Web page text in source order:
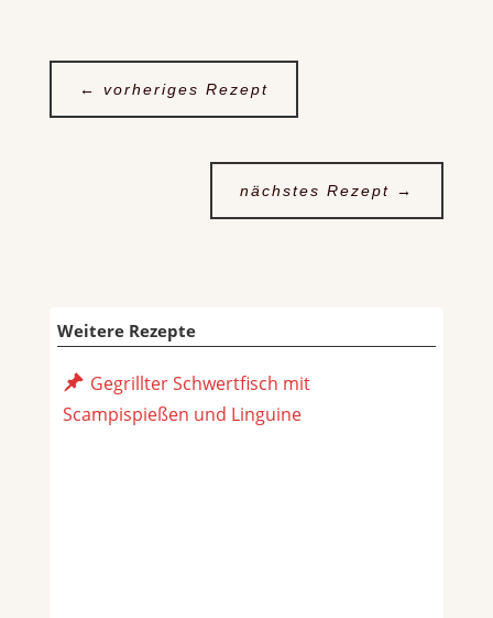
← vorheriges Rezept
nächstes Rezept →
Weitere Rezepte
Gegrillter Schwertfisch mit
Scampispießen und Linguine